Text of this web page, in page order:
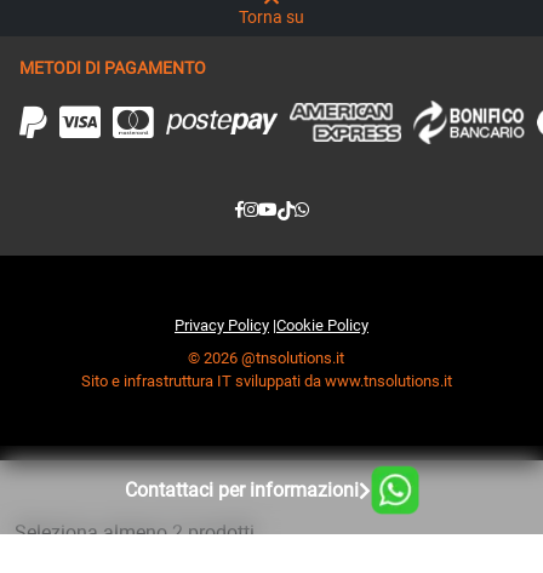
Torna su
METODI DI PAGAMENTO
Privacy Policy |Cookie Policy
© 2026 @tnsolutions.it
Sito e infrastruttura IT sviluppati da www.tnsolutions.it
Contattaci per informazioni
Seleziona almeno 2 prodotti